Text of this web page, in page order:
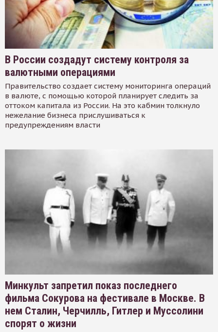
В России создадут систему контроля за
валютными операциями
Правительство создает систему мониторинга операций
в валюте, с помощью которой планирует следить за
оттоком капитала из России. На это кабмин толкнуло
нежелание бизнеса прислушиваться к
предупреждениям власти
Минкульт запретил показ последнего
фильма Сокурова на фестивале в Москве. В
нем Сталин, Черчилль, Гитлер и Муссолини
спорят о жизни